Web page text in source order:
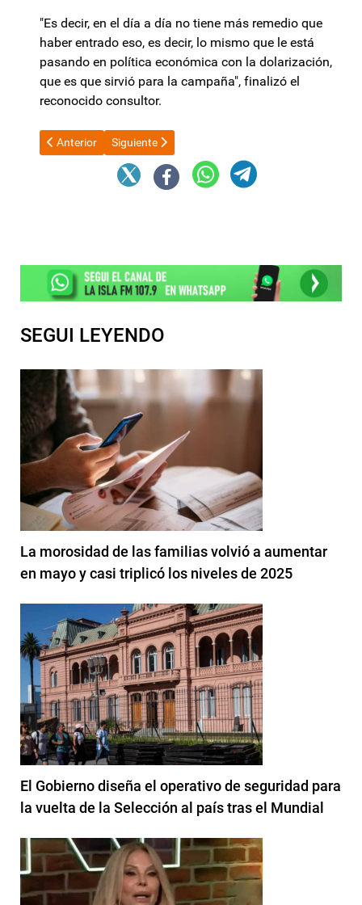
"Es decir, en el día a día no tiene más remedio que
haber entrado eso, es decir, lo mismo que le está
pasando en política económica con la dolarización,
que es que sirvió para la campaña", finalizó el
reconocido consultor.
Artículo anterior: La boleta única de papel será ley el martes,
Anterior Artículo siguiente: La CGT llamó a la unidad en la
Siguiente
SEGUI LEYENDO
La morosidad de las familias volvió a aumentar
en mayo y casi triplicó los niveles de 2025
El Gobierno diseña el operativo de seguridad para
la vuelta de la Selección al país tras el Mundial